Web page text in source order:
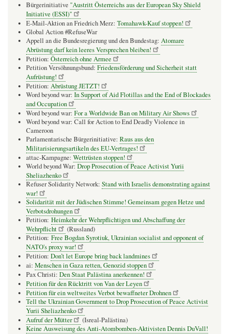
Bürgerinitiative "Austritt Österreichs aus der European Sky Shield
Initiative (ESSI)"
E-Mail-Aktion an Friedrich Merz: Tomahawk-Kauf stoppen!
Global Action #RefuseWar
Appell an die Bundesregierung und den Bundestag: Atomare
Abrüstung darf kein leeres Versprechen bleiben!
Petition: Österreich ohne Armee
Petition Versöhnungsbund: Friedensförderung und Sicherheit statt
Aufrüstung!
Petition: Abrüstung JETZT!
Word beyond war: In Support of Aid Flotillas and the End of Blockades
and Occupation
Word beyond war: For a Worldwide Ban on Military Air Shows
Word beyond war: Call for Action to End Deadly Violence in
Cameroon
Parlamentarische Bürgerinitiative: Raus aus den
Militarisierungsartikeln des EU-Vertrages!
attac-Kampagne: Wettrüsten stoppen!
World beyond War: Drop Prosecution of Peace Activist Yurii
Sheliazhenko
Refuser Solidarity Network: Stand with Israelis demonstrating against
war!
Solidarität mit der Jüdischen Stimme! Gemeinsam gegen Hetze und
Verbotsdrohungen
Petition: Heimkehr der Wehrpflichtigen und Abschaffung der
Wehrpflicht
(Russland)
Petition: Free Bogdan Syrotiuk, Ukrainian socialist and opponent of
NATO's proxy war!
Petition: Don’t let Europe bring back landmines
ai: Menschen in Gaza retten, Genozid stoppen
Pax Christi: Den Staat Palästina anerkennen!
Petition für den Rücktritt von Van der Leyen
Petition für ein weltweites Verbot bewaffneter Drohnen
Tell the Ukrainian Government to Drop Prosecution of Peace Activist
Yurii Sheliazhenko
Aufruf der Mütter
(Isreal-Palästina)
Keine Ausweisung des Anti-Atombomben-Aktivisten Dennis DuVall!